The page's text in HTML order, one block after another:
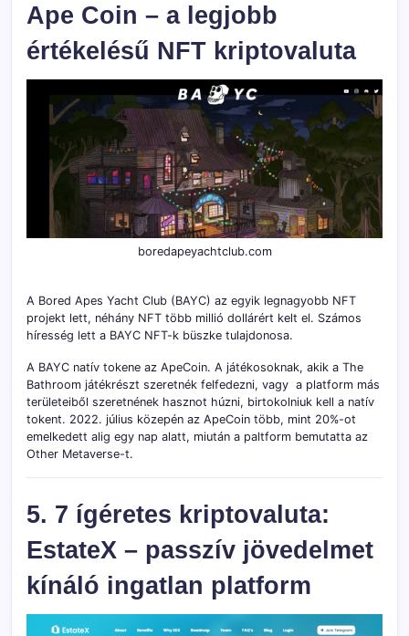
Ape Coin – a legjobb
értékelésű NFT kriptovaluta
boredapeyachtclub.com
A Bored Apes Yacht Club (BAYC) az egyik legnagyobb NFT
projekt lett, néhány NFT több millió dollárért kelt el. Számos
híresség lett a BAYC NFT-k büszke tulajdonosa.
A BAYC natív tokene az ApeCoin. A játékosoknak, akik a The
Bathroom játékrészt szeretnék felfedezni, vagy a platform más
területeiből szeretnének hasznot húzni, birtokolniuk kell a natív
tokent. 2022. július közepén az ApeCoin több, mint 20%-ot
emelkedett alig egy nap alatt, miután a paltform bemutatta az
Other Metaverse-t.
5. 7 ígéretes kriptovaluta:
EstateX – passzív jövedelmet
kínáló ingatlan platform